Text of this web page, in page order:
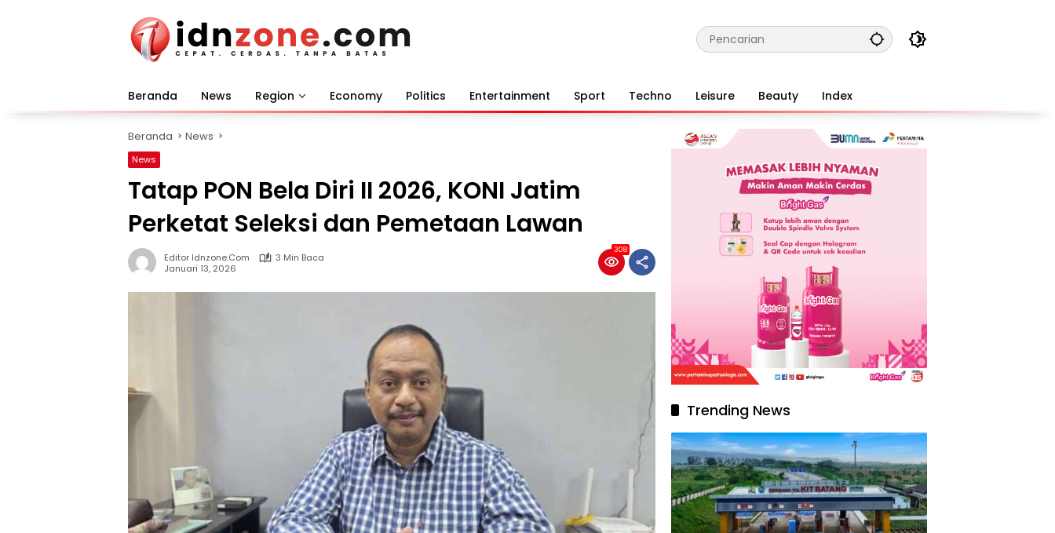
Beranda News Region Economy Politics Entertainment Sport Techno Leisure Beauty Index
Beranda News
News
Tatap PON Bela Diri II 2026, KONI Jatim
Perketat Seleksi dan Pemetaan Lawan
Editor Idnzone.com
3 Min Baca
Januari 13, 2026
308
Trending News